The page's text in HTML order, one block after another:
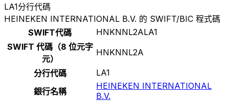
LA1分行代碼
HEINEKEN INTERNATIONAL B.V. 的 SWIFT/BIC 程式碼
SWIFT代碼
HNKNNL2ALA1
SWIFT 代碼（8 位元字
元）
HNKNNL2A
分行代碼
LA1
銀行名稱
HEINEKEN INTERNATIONAL
B.V.